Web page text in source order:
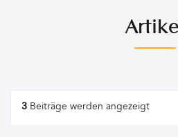
Artikel
3 Beiträge werden angezeigt